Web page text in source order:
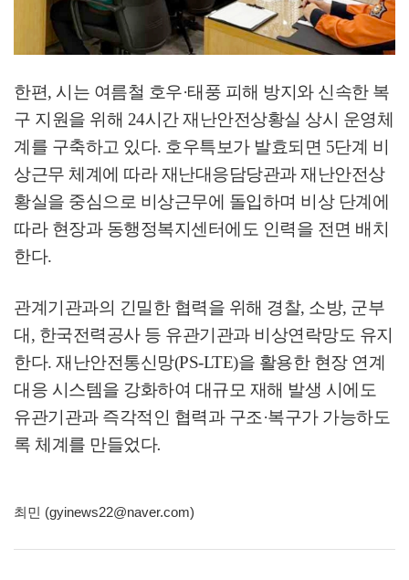
한편, 시는 여름철 호우·태풍 피해 방지와 신속한 복
구 지원을 위해 24시간 재난안전상황실 상시 운영체
계를 구축하고 있다. 호우특보가 발효되면 5단계 비
상근무 체계에 따라 재난대응담당관과 재난안전상
황실을 중심으로 비상근무에 돌입하며 비상 단계에
따라 현장과 동행정복지센터에도 인력을 전면 배치
한다.
관계기관과의 긴밀한 협력을 위해 경찰, 소방, 군부
대, 한국전력공사 등 유관기관과 비상연락망도 유지
한다. 재난안전통신망(PS-LTE)을 활용한 현장 연계
대응 시스템을 강화하여 대규모 재해 발생 시에도
유관기관과 즉각적인 협력과 구조·복구가 가능하도
록 체계를 만들었다.
최민 (gyinews22@naver.com)